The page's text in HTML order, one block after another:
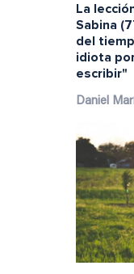
La
Sabina
del
idiota
escribir"
Daniel